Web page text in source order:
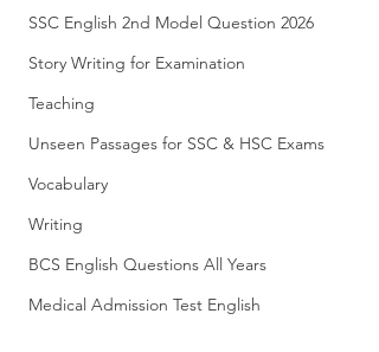
SSC English 2nd Model Question 2026
Story Writing for Examination
Teaching
Unseen Passages for SSC & HSC Exams
Vocabulary
Writing
BCS English Questions All Years
Medical Admission Test English